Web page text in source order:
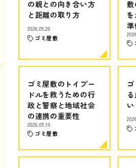
の親との向き合い方
と距離の取り方
2026.05.20
ゴミ屋敷
ゴミ屋敷のトイプー
ドルを救うための行
政と警察と地域社会
の連携の重要性
2026.05.19
ゴミ屋敷